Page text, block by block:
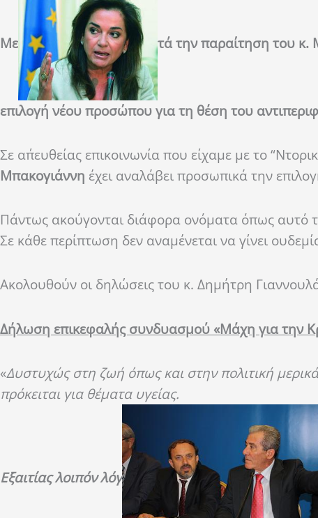
Με τά την παραίτηση του κ.
επιλογή νέου προσώπου για τη θέση του
Σε απ΄ευθείας επικοινωνία που είχαμε με το
Μπακογιάννη έχει αναλάβει προσωπικά την
Πάντως ακούγονται διάφορα ονόματα όπως αυτό
Σε κάθε περίπτωση δεν αναμένεται να γίνει
Ακολουθούν οι δηλώσεις του κ. Δημήτρη
Δήλωση επικεφαλής συνδυασμού «Μάχη για την
«Δυστυχώς στη ζωή όπως και στην πολιτική
πρόκειται για θέματα υγείας.
Εξαιτίας λοιπόν λόγ